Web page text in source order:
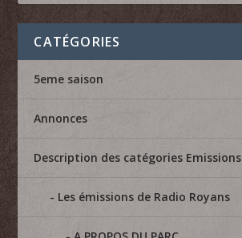
CATÉGORIES
5eme saison
Annonces
Description des catégories Emissions
Les émissions de Radio Royans